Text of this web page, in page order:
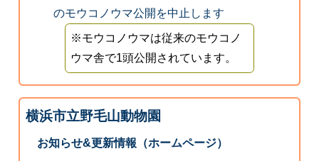
のモウコノウマ公開を中止します
※モウコノウマは従来のモウコノ
ウマ舎で1頭公開されています。
横浜市立野毛山動物園
お知らせ&更新情報（ホームページ）